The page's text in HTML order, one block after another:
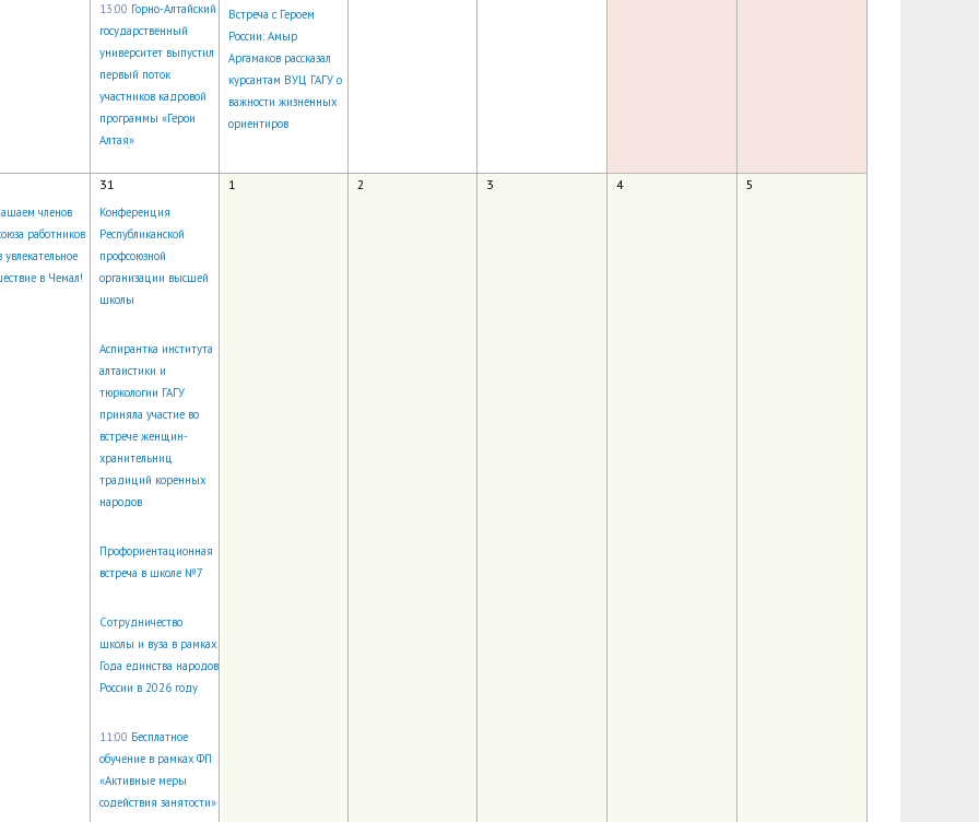
13:00 Горно-Алтайский
государственный
университет выпустил
первый поток
участников кадровой
программы «Герои
Алтая»
Встреча с Героем
России: Амыр
Аргамаков рассказал
курсантам ВУЦ ГАГУ о
важности жизненных
ориентиров
членов
работников
увлекательное
в Чемал!
31
Конференция
Республиканской
профсоюзной
организации высшей
школы
Аспирантка института
алтаистики и
тюркологии ГАГУ
приняла участие во
встрече женщин-
хранительниц
традиций коренных
народов
Профориентационная
встреча в школе №7
Сотрудничество
школы и вуза в рамках
Года единства народов
России в 2026 году
11:00 Бесплатное
обучение в рамках ФП
«Активные меры
содействия занятости»
1 2 3 4 5